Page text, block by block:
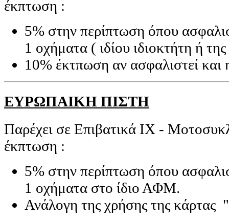
έκπτωση :
5% στην περίπτωση όπου
1 οχήματα ( ιδίου ιδιοκτήτη ή της
10% έκτπωση αν ασφαλιστεί και
ΕΥΡΩΠΑΙΚΗ ΠΙΣΤΗ
Παρέχει σε Επιβατικά ΙΧ -
έκπτωση :
5% στην περίπτωση όπου
1 οχήματα στο ίδιο ΑΦΜ.
Ανάλογη της χρήσης της κάρτας